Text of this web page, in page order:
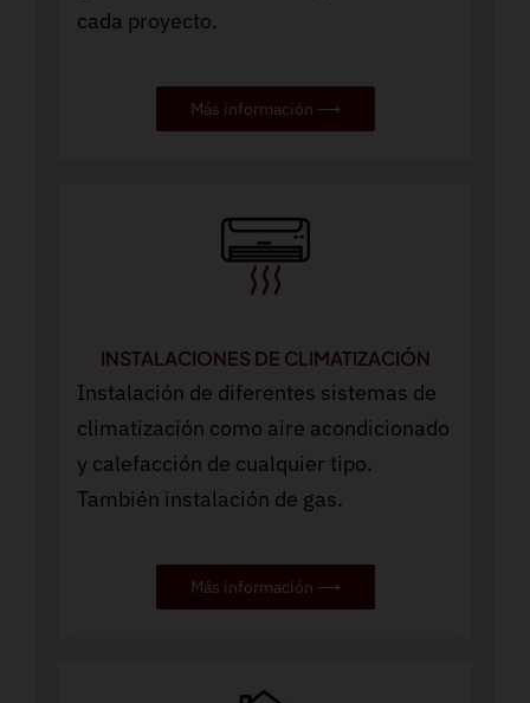
cada proyecto.
Más información ⟶
INSTALACIONES DE CLIMATIZACIÓN
Instalación de diferentes sistemas de
climatización como aire acondicionado
y calefacción de cualquier tipo.
También instalación de gas.
Más información ⟶